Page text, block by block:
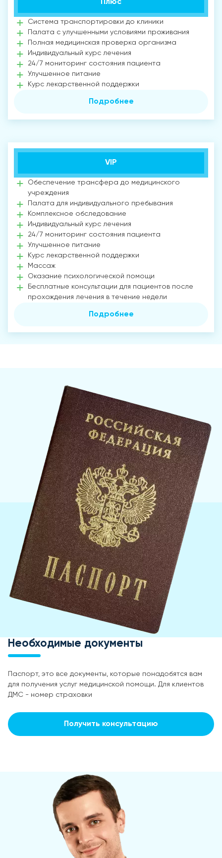
Плюс
Система транспортировки до клиники
Палата с улучшенными условиями проживания
Полная медицинская проверка организма
Индивидуальный курс лечения
24/7 мониторинг состояния пациента
Улучшенное питание
Курс лекарственной поддержки
Подробнее
VIP
Обеспечение трансфера до медицинского
учреждения
Палата для индивидуального пребывания
Комплексное обследование
Индивидуальный курс лечения
24/7 мониторинг состояния пациента
Улучшенное питание
Курс лекарственной поддержки
Массаж
Оказание психологической помощи
Бесплатные консультации для пациентов после
прохождения лечения в течение недели
Подробнее
Необходимые документы
Паспорт, это все документы, которые понадобятся вам
для получения услуг медицинской помощи. Для клиентов
ДМС - номер страховки
Получить консультацию